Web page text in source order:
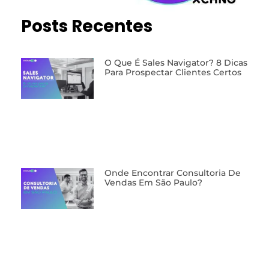
Posts Recentes
O Que É Sales Navigator? 8 Dicas
Para Prospectar Clientes Certos
Onde Encontrar Consultoria De
Vendas Em São Paulo?